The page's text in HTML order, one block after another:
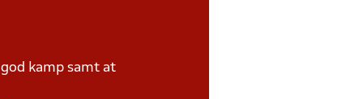
kamp samt at